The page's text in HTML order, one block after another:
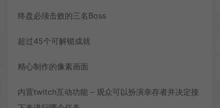
终盘必须击败的三名Boss
超过45个可解锁成就
精心制作的像素画面
内置twitch互动功能 – 观众可以扮演幸存者并决定接